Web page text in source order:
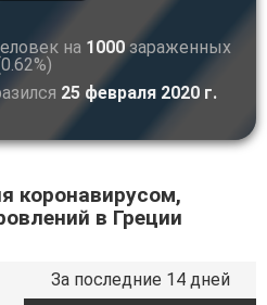
на 1000зараженных
25 февраля 2020 г.
коронавирусом,
в Греции
За последние 14 дней